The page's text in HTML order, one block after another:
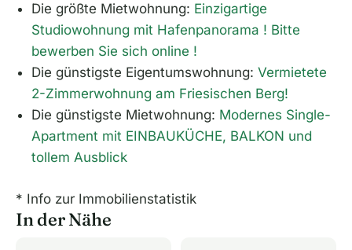
Die größte Mietwohnung: Einzigartige
Studiowohnung mit Hafenpanorama ! Bitte
bewerben Sie sich online !
Die günstigste Eigentumswohnung: Vermietete
2-Zimmerwohnung am Friesischen Berg!
Die günstigste Mietwohnung: Modernes Single-
Apartment mit EINBAUKÜCHE, BALKON und
tollem Ausblick
* Info zur Immobilienstatistik
In der Nähe